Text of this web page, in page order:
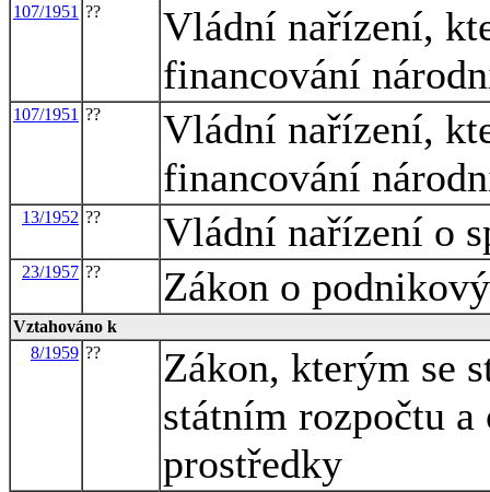
107/1951 ??
Vládní nařízení,
financování
107/1951 ??
Vládní nařízení,
financování
13/1952 ?? Vládní nařízení o
23/1957 ?? Zákon o
Vztahováno k
8/1959 ??
Zákon, kterým se
státním rozpočtu
prostředky